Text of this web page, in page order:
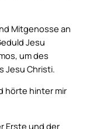
Mitgenosse an
Jesu
um des
Jesu Christi.
hörte hinter mir
Erste und der